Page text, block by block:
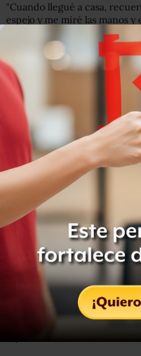
"Cuando llegué a casa,
espejo y me miré las manos y
por no estar ensangrentados
El caso Weinstein
El incidente con Weinstein,
una suite en el Hotel Savoy
Pulp Fictionen 1994,
Getty Images
"Cualquier acusación de
inequívocamente por el